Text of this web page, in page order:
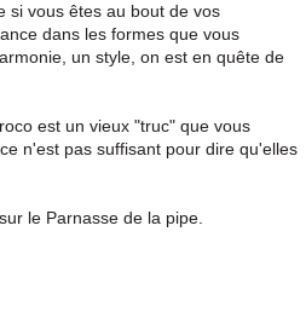
si vous êtes au bout de vos
dans les formes que vous
un style, on est en quête de
est un vieux "truc" que vous
n'est pas suffisant pour dire qu'elles
le Parnasse de la pipe.